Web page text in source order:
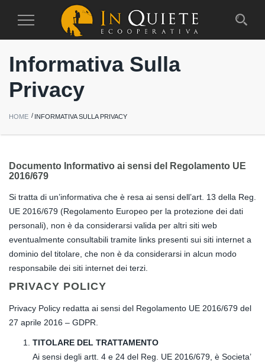
Toggle
Informativa Sulla
Privacy
HOME INFORMATIVA SULLA PRIVACY
Documento Informativo ai sensi del Regolamento UE
2016/679
Si tratta di un’informativa che è resa ai sensi dell’art. 13 della Reg.
UE 2016/679 (Regolamento Europeo per la protezione dei dati
personali), non è da considerarsi valida per altri siti web
eventualmente consultabili tramite links presenti sui siti internet a
dominio del titolare, che non è da considerarsi in alcun modo
responsabile dei siti internet dei terzi.
PRIVACY POLICY
Privacy Policy redatta ai sensi del Regolamento UE 2016/679 del
27 aprile 2016 – GDPR.
TITOLARE DEL TRATTAMENTO
Ai sensi degli artt. 4 e 24 del Reg. UE 2016/679, è Societa’